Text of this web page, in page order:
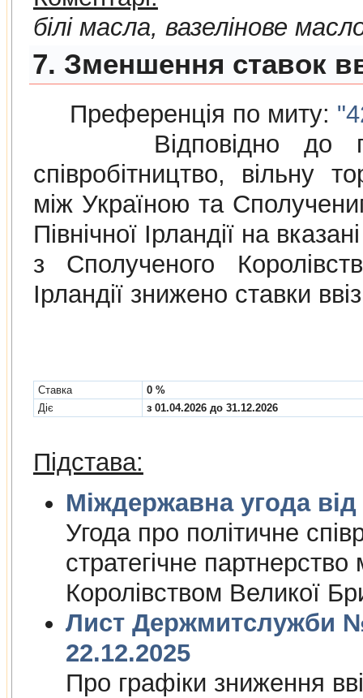
білі масла, вазелінове
7. Зменшення ставок
Преференція по миту:
Відповідно до
співробітництво, вільну
між Україною та
Північної Ірландії на
з Сполученого
Ірландії знижено ставки
Cтавка
0 %
Діє
з 01.04.2026 до 31.12.2026
Підстава:
Угода про полiтичне
стратегiчне
Королiвством Великої
Лист Держмитслужби №
22.12.2025
Про графiки зниження